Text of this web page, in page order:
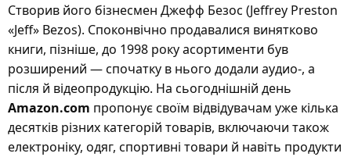
Створив його бізнесмен Джефф Безос (Jeffrey Preston
«Jeff» Bezos). Споконвічно продавалися винятково
книги, пізніше, до 1998 року асортименти був
розширений — спочатку в нього додали аудио-, а
після й відеопродукцію. На сьогоднішній день
Amazon.com пропонує своїм відвідувачам уже кілька
десятків різних категорій товарів, включаючи також
електроніку, одяг, спортивні товари й навіть продукти